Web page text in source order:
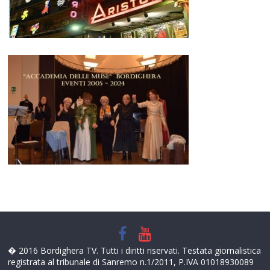
� 2016 Bordighera TV. Tutti i diritti riservati. Testata giornalistica
registrata al tribunale di Sanremo n.1/2011, P.IVA 01018930089